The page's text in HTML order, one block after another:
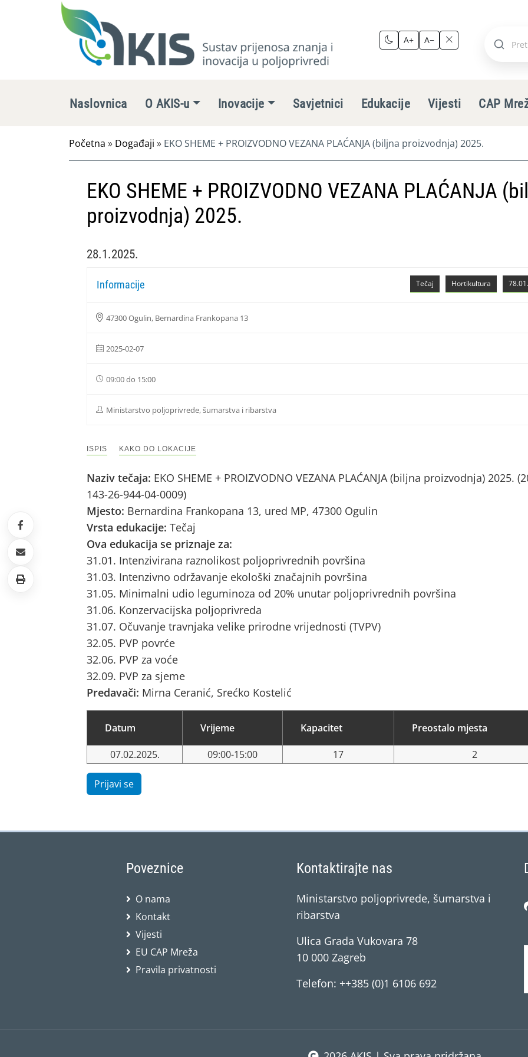
A+ A−
Pretraži
Naslovnica O AKIS-u Inovacije Savjetnici Edukacije Vijesti CAP
Početna » Događaji » EKO SHEME + PROIZVODNO VEZANA PLAĆANJA (biljna proizvodnja) 2025.
EKO SHEME + PROIZVODNO VEZANA PLAĆANJA
proizvodnja) 2025.
28.1.2025.
Hortikultura
Tečaj
Informacije
47300 Ogulin, Bernardina Frankopana 13
2025-02-07
09:00 do 15:00
Ministarstvo poljoprivrede, šumarstva i ribarstva
ISPIS KAKO DO LOKACIJE
Naziv tečaja: EKO SHEME + PROIZVODNO VEZANA PLAĆANJA (biljna proizvodnja) 2025.
143-26-944-04-0009)
Mjesto: Bernardina Frankopana 13, ured MP, 47300 Ogulin
Vrsta edukacije: Tečaj
Ova edukacija se priznaje za:
31.01. Intenzivirana raznolikost poljoprivrednih površina
31.03. Intenzivno održavanje ekološki značajnih površina
31.05. Minimalni udio leguminoza od 20% unutar poljoprivrednih površina
31.06. Konzervacijska poljoprivreda
31.07. Očuvanje travnjaka velike prirodne vrijednosti (TVPV)
32.05. PVP povrće
32.06. PVP za voće
32.09. PVP za sjeme
Predavači: Mirna Ceranić, Srećko Kostelić
Datum Vrijeme Kapacitet Preostalo mjesta
07.02.2025. 09:00-15:00 17 2
Prijavi se
Poveznice
O nama
Kontakt
Vijesti
EU CAP Mreža
Pravila privatnosti
Kontaktirajte nas
Ministarstvo poljoprivrede, šumarstva i
ribarstva
Ulica Grada Vukovara 78
10 000 Zagreb
Telefon: ++385 (0)1 6106 692